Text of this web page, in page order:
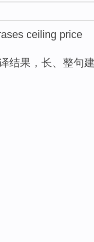
ceiling price
结果，长、整句